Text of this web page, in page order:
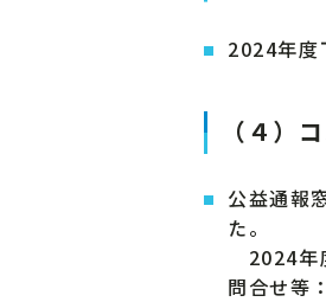
2024年度
（４）
公益通報
た。
2024年
問合せ等